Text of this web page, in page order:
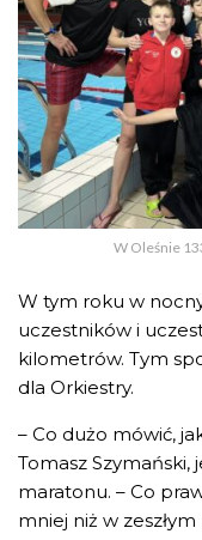
W Oleśnie
W tym roku w
uczestników i
kilometrów. Tym
dla Orkiestry.
– Co dużo mówić,
Tomasz
maratonu. – Co
mniej niż w